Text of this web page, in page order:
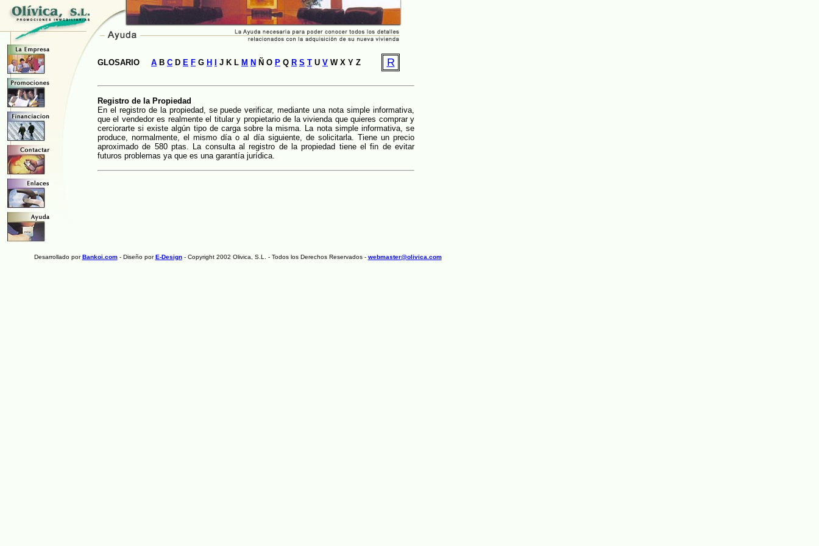
GLOSARIO A B C D E F G H J K L M N Ñ O P Q R S T U V W X Y Z R
Registro de la Propiedad
En el registro de la propiedad, se puede verificar, mediante una nota simple informativa,
que el vendedor es realmente el titular y propietario de la vivienda que quieres comprar y
cerciorarte si existe algún tipo de carga sobre la misma. La nota simple informativa, se
produce, normalmente, el mismo día o al día siguiente, de solicitarla. Tiene un precio
aproximado de 580 ptas. La consulta al registro de la propiedad tiene el fin de evitar
futuros problemas ya que es una garantía jurídica.
Desarrollado porBankoi.com- Diseño por E-Design- Copyright 2002 Olivica, S.L. - Todos los Derechos Reservados - webmaster@olivica.com